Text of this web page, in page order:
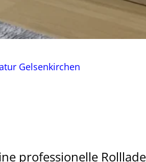
Gelsenkirchen
professionelle